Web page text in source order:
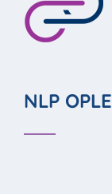
NLP